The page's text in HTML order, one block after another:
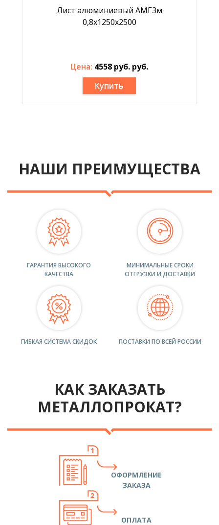
Лист алюминиевый АМГ3м
0,8х1250х2500
Цена: 4558 руб. руб.
Купить
НАШИ ПРЕИМУЩЕСТВА
ГАРАНТИЯ ВЫСОКОГО
КАЧЕСТВА
МИНИМАЛЬНЫЕ СРОКИ
ОТГРУЗКИ И ДОСТАВКИ
ГИБКАЯ СИСТЕМА СКИДОК ПОСТАВКИ ПО ВСЕЙ РОССИИ
КАК ЗАКАЗАТЬ
МЕТАЛЛОПРОКАТ?
ОФОРМЛЕНИЕ
ЗАКАЗА
ОПЛАТА